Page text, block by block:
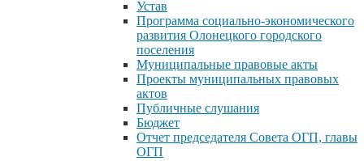
Устав
Программа социально-экономического
развития Олонецкого городского
поселения
Муниципальные правовые акты
Проекты муниципальных правовых
актов
Публичные слушания
Бюджет
Отчет председателя Совета ОГП, главы
ОГП